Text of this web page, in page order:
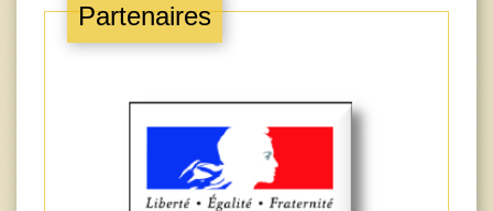
Partenaires